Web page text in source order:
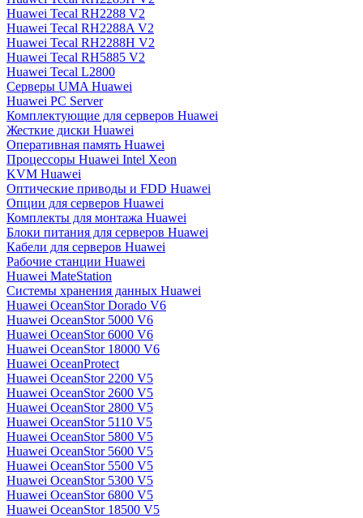
Huawei Tecal RH2288 V2
Huawei Tecal RH2288A V2
Huawei Tecal RH2288H V2
Huawei Tecal RH5885 V2
Huawei Tecal L2800
Серверы UMA Huawei
Huawei PC Server
Комплектующие для серверов Huawei
Жесткие диски Huawei
Оперативная память Huawei
Процессоры Huawei Intel Xeon
KVM Huawei
Оптические приводы и FDD Huawei
Опции для серверов Huawei
Комплекты для монтажа Huawei
Блоки питания для серверов Huawei
Кабели для серверов Huawei
Рабочие станции Huawei
Huawei MateStation
Системы хранения данных Huawei
Huawei OceanStor Dorado V6
Huawei OceanStor 5000 V6
Huawei OceanStor 6000 V6
Huawei OceanStor 18000 V6
Huawei OceanProtect
Huawei OceanStor 2200 V5
Huawei OceanStor 2600 V5
Huawei OceanStor 2800 V5
Huawei OceanStor 5110 V5
Huawei OceanStor 5800 V5
Huawei OceanStor 5600 V5
Huawei OceanStor 5500 V5
Huawei OceanStor 5300 V5
Huawei OceanStor 6800 V5
Huawei OceanStor 18500 V5